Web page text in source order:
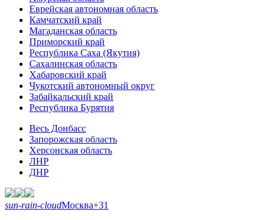
Еврейская автономная область
Камчатский край
Магаданская область
Приморский край
Республика Саха (Якутия)
Сахалинская область
Хабаровский край
Чукотский автономный округ
Забайкальский край
Республика Бурятия
Весь Донбасс
Запорожская область
Херсонская область
ЛНР
ДНР
sun-rain-cloudМосква+31